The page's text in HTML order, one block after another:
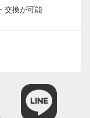
交換が可能